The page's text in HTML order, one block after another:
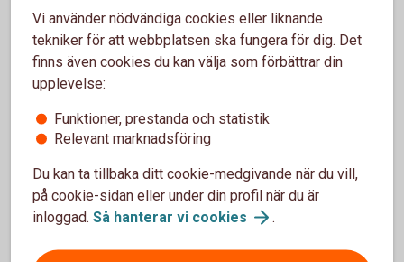
Ring oss
Öppet vardagar 09:00-18:00
Ring 0224-850 00 om stående överföring
Logga in och aktiveratelefontjänst
Vi använder nödvändiga cookies eller liknande
tekniker för att webbplatsen ska fungera för dig. Det
finns även cookies du kan välja som förbättrar din
upplevelse:
Funktioner, prestanda och statistik
Relevant marknadsföring
Du kan ta tillbaka ditt cookie-medgivande när du vill,
på cookie-sidan eller under din profil när du är
inloggad. Så hanterar vi cookies .